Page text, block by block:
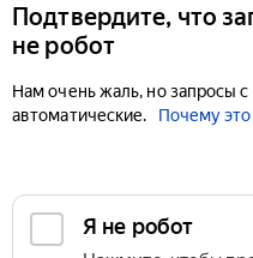
Подтвердите, что
не робот
Нам очень жаль, но запросы
автоматические.
Почему